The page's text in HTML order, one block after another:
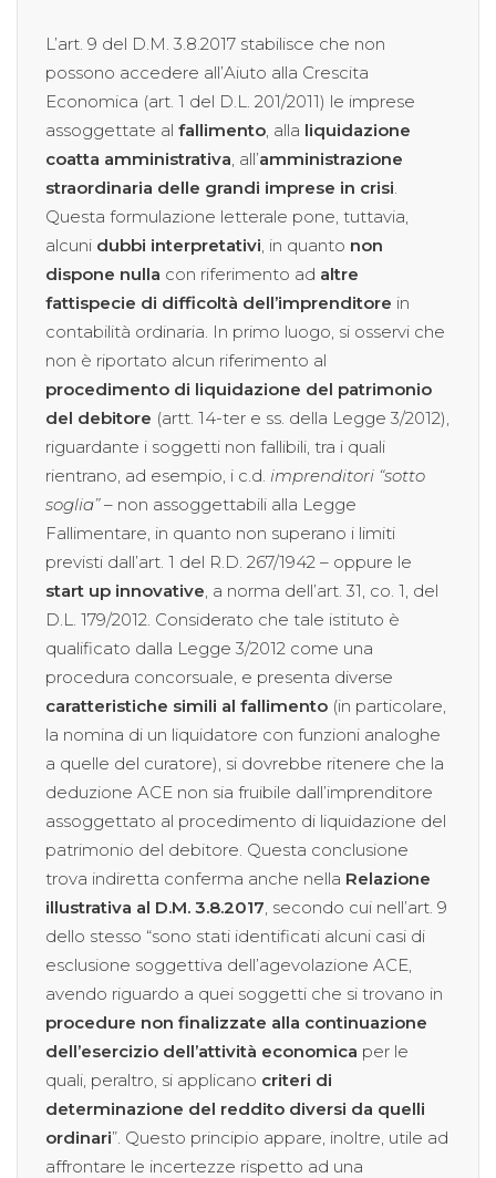
L’art. 9 del D.M. 3.8.2017 stabilisce che non
possono accedere all’Aiuto alla Crescita
Economica (art. 1 del D.L. 201/2011) le imprese
assoggettate al fallimento , alla liquidazione
coatta amministrativa , all’amministrazione
straordinaria delle grandi imprese in crisi
Questa formulazione letterale pone, tuttavia,
alcuni dubbi interpretativi , in quanto non
dispone nulla con riferimento ad altre
fattispecie di difficoltà dell’imprenditore in
contabilità ordinaria. In primo luogo, si osservi che
non è riportato alcun riferimento al
procedimento di liquidazione del patrimonio
del debitore (artt. 14-ter e ss. della Legge 3/2012),
riguardante i soggetti non fallibili, tra i quali
rientrano, ad esempio, i c.d. imprenditori “sotto
soglia”– non assoggettabili alla Legge
Fallimentare, in quanto non superano i limiti
previsti dall’art. 1 del R.D. 267/1942 – oppure le
start up innovative , a norma dell’art. 31, co. 1, del
D.L. 179/2012. Considerato che tale istituto è
qualificato dalla Legge 3/2012 come una
procedura concorsuale, e presenta diverse
caratteristiche simili al fallimento (in particolare,
la nomina di un liquidatore con funzioni analoghe
a quelle del curatore), si dovrebbe ritenere che la
deduzione ACE non sia fruibile dall’imprenditore
assoggettato al procedimento di liquidazione del
patrimonio del debitore. Questa conclusione
trova indiretta conferma anche nella Relazione
illustrativa al D.M. 3.8.2017 , secondo cui nell’art. 9
dello stesso “sono stati identificati alcuni casi di
esclusione soggettiva dell’agevolazione ACE,
avendo riguardo a quei soggetti che si trovano in
procedure non finalizzate alla continuazione
dell’esercizio dell’attività economica per le
quali, peraltro, si applicano criteri di
determinazione del reddito diversi da quelli
ordinari”. Questo principio appare, inoltre, utile ad
affrontare le incertezze rispetto ad una